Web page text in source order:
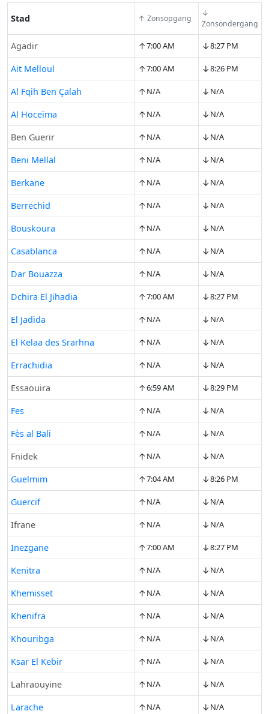
Stad ↑ Zonsopgang
↓
Zonsondergang
Agadir ↑7:00 AM ↓8:27 PM
Ait Melloul ↑7:00 AM ↓8:26 PM
Al Fqih Ben Çalah ↑ N/A ↓N/A
Al Hoceïma ↑ N/A ↓N/A
Ben Guerir ↑ N/A ↓N/A
Beni Mellal ↑ N/A ↓N/A
Berkane ↑ N/A ↓N/A
Berrechid ↑ N/A ↓N/A
Bouskoura ↑ N/A ↓N/A
Casablanca ↑ N/A ↓N/A
Dar Bouazza ↑ N/A ↓N/A
Dchira El Jihadia ↑7:00 AM ↓8:27 PM
El Jadida ↑ N/A ↓N/A
El Kelaa des Srarhna ↑ N/A ↓N/A
Errachidia ↑ N/A ↓N/A
Essaouira ↑6:59 AM ↓8:29 PM
Fes ↑ N/A ↓N/A
Fès al Bali ↑ N/A ↓N/A
Fnidek ↑ N/A ↓N/A
Guelmim ↑7:04 AM ↓8:26 PM
Guercif ↑ N/A ↓N/A
Ifrane ↑ N/A ↓N/A
Inezgane ↑7:00 AM ↓8:27 PM
Kenitra ↑ N/A ↓N/A
Khemisset ↑ N/A ↓N/A
Khenifra ↑ N/A ↓N/A
Khouribga ↑ N/A ↓N/A
Ksar El Kebir ↑ N/A ↓N/A
Lahraouyine ↑ N/A ↓N/A
Larache ↑ N/A ↓N/A